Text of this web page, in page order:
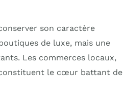
son caractère
de luxe, mais une
Les commerces locaux,
le cœur battant de